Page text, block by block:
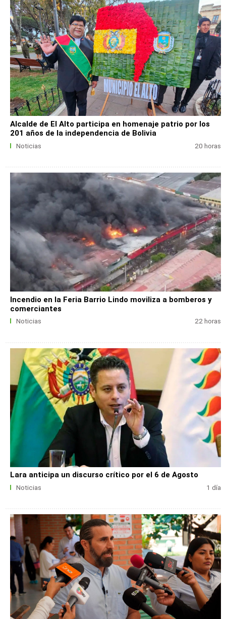
Alcalde de El Alto participa en homenaje patrio por los
201 años de la independencia de Bolivia
Noticias 20 horas
Incendio en la Feria Barrio Lindo moviliza a bomberos y
comerciantes
Noticias 22 horas
Lara anticipa un discurso crítico por el 6 de Agosto
Noticias 1 día